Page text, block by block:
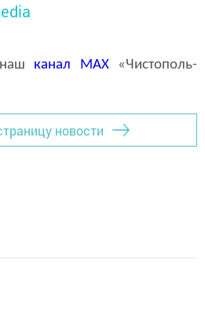
канал MAX«Чистополь-
новости